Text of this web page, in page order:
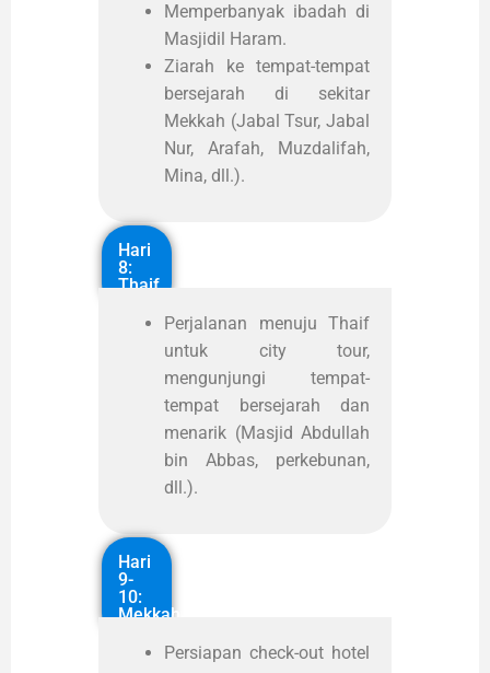
Memperbanyak ibadah di
Masjidil Haram.
Ziarah ke tempat-tempat
bersejarah di sekitar
Mekkah (Jabal Tsur, Jabal
Nur, Arafah, Muzdalifah,
Mina, dll.).
Hari
8:
Thaif
Perjalanan menuju Thaif
untuk city tour,
mengunjungi tempat-
tempat bersejarah dan
menarik (Masjid Abdullah
bin Abbas, perkebunan,
dll.).
Hari
9-
10:
Mekkah
Persiapan check-out hotel